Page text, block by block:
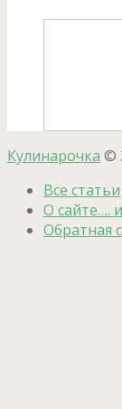
Кулинарочка ©
Все статьи
О сайте….
Обратная